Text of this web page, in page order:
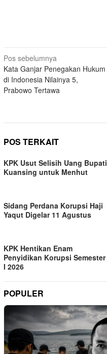
Navigasi
pos
Pos sebelumnya
Kata Ganjar Penegakan Hukum
di Indonesia Nilainya 5,
Prabowo Tertawa
POS TERKAIT
KPK Usut Selisih Uang Bupati
Kuansing untuk Menhut
Sidang Perdana Korupsi Haji
Yaqut Digelar 11 Agustus
KPK Hentikan Enam
Penyidikan Korupsi Semester
I 2026
POPULER